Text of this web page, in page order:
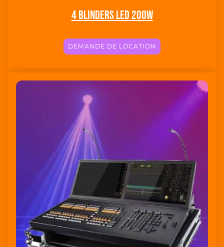
4 Blinders Led 200W
DEMANDE DE LOCATION